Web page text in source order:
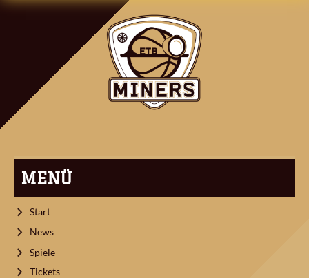
NAVIGATION
MENÜ
Start
News
Spiele
Tickets